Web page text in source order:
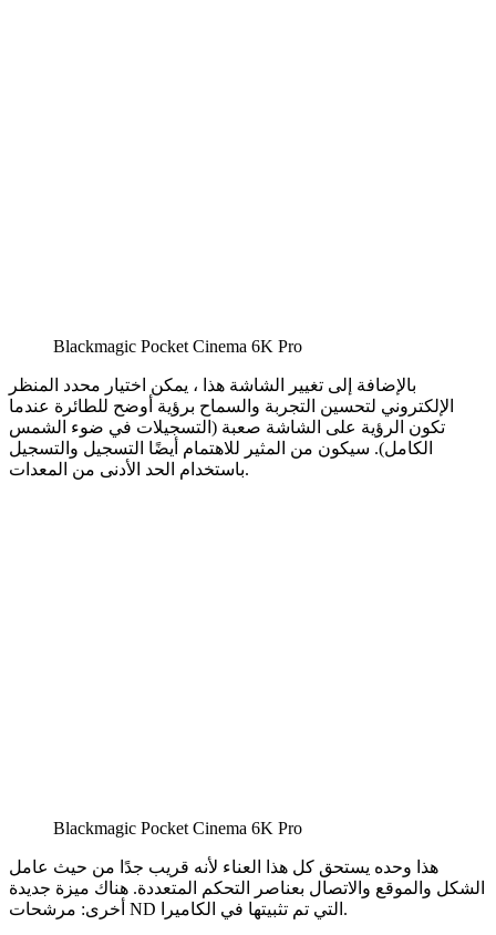
Blackmagic Pocket Cinema 6K Pro
بالإضافة إلى تغيير الشاشة هذا ، يمكن اختيار محدد المنظر
الإلكتروني لتحسين التجربة والسماح برؤية أوضح للطائرة عندما
تكون الرؤية على الشاشة صعبة (التسجيلات في ضوء الشمس
الكامل). سيكون من المثير للاهتمام أيضًا التسجيل والتسجيل
باستخدام الحد الأدنى من المعدات.
Blackmagic Pocket Cinema 6K Pro
هذا وحده يستحق كل هذا العناء لأنه قريب جدًا من حيث عامل
الشكل والموقع والاتصال بعناصر التحكم المتعددة. هناك ميزة جديدة
أخرى: مرشحات ND التي تم تثبيتها في الكاميرا.